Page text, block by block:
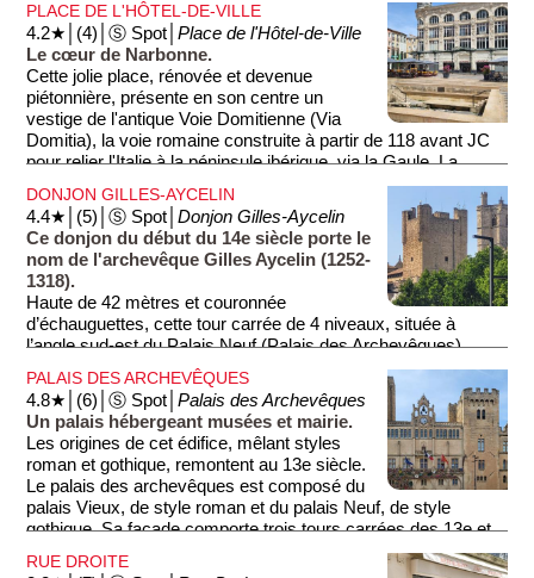
Lorsque vous empruntez la rue installée sur le pont (photo 2),
vous ne vous rendez absolument pas compte que vous êtes
sur un pont.
PLACE DE L'HÔTEL-DE-VILLE
4.2★│(4)│Ⓢ Spot│Place de l'Hôtel-de-Ville
Le cœur de Narbonne.
Cette jolie place, rénovée et devenue
piétonnière, présente en son centre un
vestige de l'antique Voie Domitienne (Via
Domitia), la voie romaine construite à partir de 118 avant JC
pour relier l'Italie à la péninsule ibérique, via la Gaule. La
place, bordée de nombreuses terrasses de cafés brasseries,
est dominée par la façade monumentale du Palais des
Archevêques et du Donjon Gilles-Aycelin.
DONJON GILLES-AYCELIN
4.4★│(5)│Ⓢ Spot│Donjon Gilles-Aycelin
Ce donjon du début du 14e siècle porte le
nom de l'archevêque Gilles Aycelin (1252-
1318).
Haute de 42 mètres et couronnée
d’échauguettes, cette tour carrée de 4 niveaux, située à
l’angle sud-est du Palais Neuf (Palais des Archevêques),
comprend 4 salles desservies par un escalier à vis de 162
marches (salle hémisphérique, salle du trésor, salle de
défense et chambre du roi). Depuis son sommet, beau
panorama sur la ville et les environs.
PALAIS DES ARCHEVÊQUES
4.8★│(6)│Ⓢ Spot│Palais des Archevêques
Un palais hébergeant musées et mairie.
Les origines de cet édifice, mêlant styles
roman et gothique, remontent au 13e siècle.
Le palais des archevêques est composé du
palais Vieux, de style roman et du palais Neuf, de style
gothique. Sa façade comporte trois tours carrées des 13e et
14e siècles. De nos jours, le Palais des Archevêques héberge
la mairie, le musée d'art et d'histoire et le musée
RUE DROITE